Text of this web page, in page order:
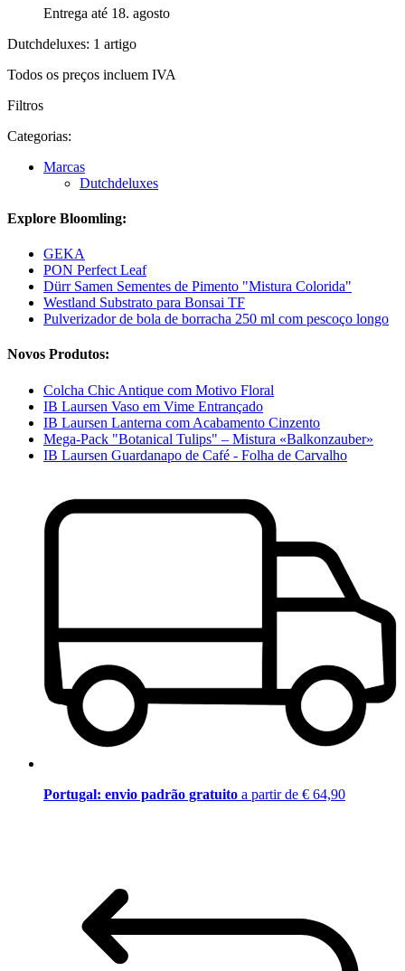
Entrega até 18. agosto
Dutchdeluxes: 1 artigo
Todos os preços incluem IVA
Filtros
Categorias:
Marcas
Dutchdeluxes
Explore Bloomling:
GEKA
PON Perfect Leaf
Dürr Samen Sementes de Pimento "Mistura Colorida"
Westland Substrato para Bonsai TF
Pulverizador de bola de borracha 250 ml com pescoço longo
Novos Produtos:
Colcha Chic Antique com Motivo Floral
IB Laursen Vaso em Vime Entrançado
IB Laursen Lanterna com Acabamento Cinzento
Mega-Pack "Botanical Tulips" – Mistura «Balkonzauber»
IB Laursen Guardanapo de Café - Folha de Carvalho
Portugal: envio padrão gratuito a partir de € 64,90